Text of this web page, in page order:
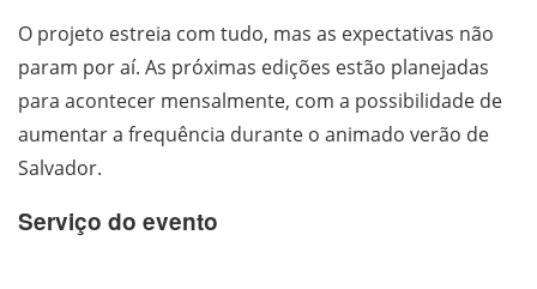
O projeto estreia com tudo, mas as expectativas não
param por aí. As próximas edições estão planejadas
para acontecer mensalmente, com a possibilidade de
aumentar a frequência durante o animado verão de
Salvador.
Serviço do evento